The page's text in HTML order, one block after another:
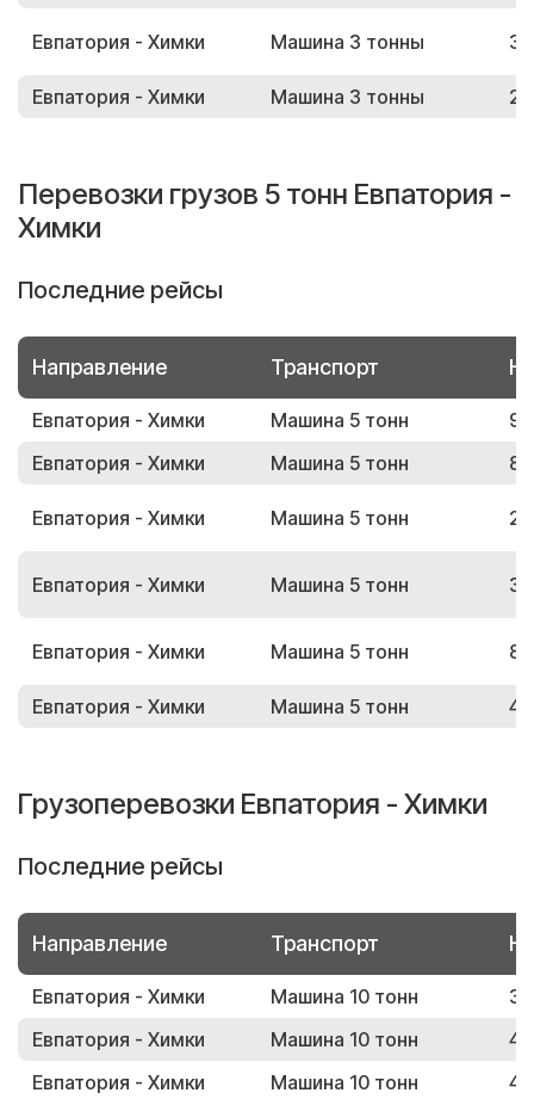
Евпатория - Химки Машина 3 тонны
Евпатория - Химки Машина 3 тонны
Перевозки грузов 5 тонн Евпатория -
Химки
Последние рейсы
Направление Транспорт
Евпатория - Химки Машина 5 тонн
Евпатория - Химки
Машина 5 тонн
Евпатория - Химки Машина 5 тонн
Евпатория - Химки Машина 5 тонн
Евпатория - Химки Машина 5 тонн
Евпатория - Химки Машина 5 тонн
Грузоперевозки Евпатория - Химки
Последние рейсы
Направление Транспорт
Евпатория - Химки Машина 10 тонн
Евпатория - Химки
Машина 10 тонн
Евпатория - Химки
Машина 10 тонн